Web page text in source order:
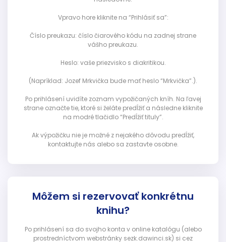
Vpravo hore kliknite na “Prihlásiť sa”:
Číslo preukazu: číslo čiarového kódu na zadnej strane
vášho preukazu.
Heslo: vaše priezvisko s diakritikou.
(Napríklad: Jozef Mrkvička bude mať heslo “Mrkvička”.).
Po prihlásení uvidíte zoznam vypožičaných kníh. Na ľavej
strane označte tie, ktoré si želáte predĺžiť a následne kliknite
na modré tlačidlo “Predĺžiť tituly”.
Ak výpožičku nie je možné z nejakého dôvodu predĺžiť,
kontaktujte nás alebo sa zastavte osobne.
Môžem si rezervovať konkrétnu
knihu?
Po prihlásení sa do svojho konta v online katalógu (alebo
prostredníctvom webstránky sezk.dawinci.sk) si cez